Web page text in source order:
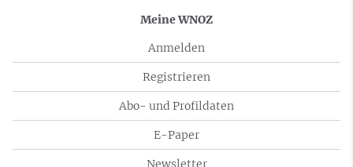
Meine WNOZ
Anmelden
Registrieren
Abo- und Profildaten
E-Paper
Newsletter